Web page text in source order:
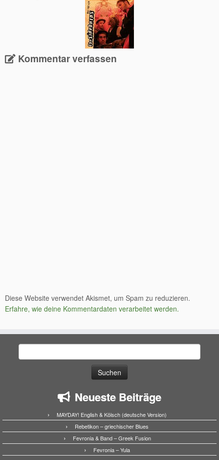
Kommentar verfassen
Diese Website verwendet Akismet, um Spam zu reduzieren.
Erfahre, wie deine Kommentardaten verarbeitet werden.
Neueste Beiträge
MAYDAY! English & Kölsch (deutsche Version)
Rebetikon – griechischer Blues
Fevronia & Band – Greek Fusion
Fevronia – Yula